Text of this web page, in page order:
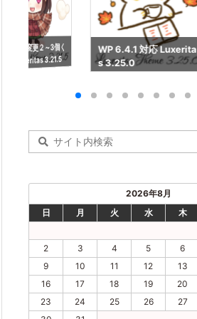
軽い仕様変更２～3個く
らい Luxeritas 3.21.5
WP 6.4.1 対応 Luxerita
s 3.25.0
2026年8月
日
月 火 水 木
2
3 4 5 6
9
10 11 12 13
16
17 18 19 20
23
24 25 26 27